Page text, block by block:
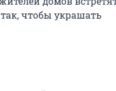
чтобы украшать